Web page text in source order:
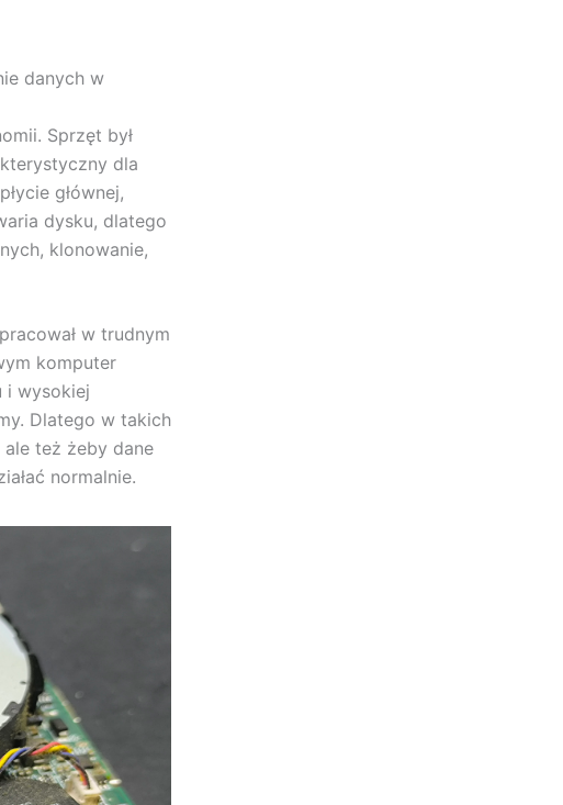
danych w
Sprzęt był
dla
głównej,
dysku, dlatego
klonowanie,
w trudnym
komputer
i wysokiej
Dlatego w takich
ale też żeby dane
normalnie.